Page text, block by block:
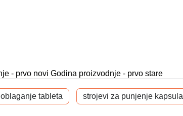
- prvo novi Godina proizvodnje - prvo stare
tableta strojevi za punjenje kapsula